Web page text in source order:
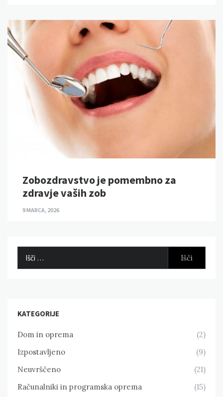
Zobozdravstvo je pomembno za
zdravje vaših zob
9 MARCA, 2026
KATEGORIJE
Dom in oprema
(2)
Izpostavljeno
(9)
Neuvrščeno
(21)
Računalniki in programska oprema
(15)